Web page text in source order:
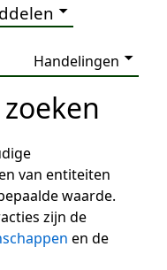
Handelingen
van entiteiten
waarde.
zijn de
en de